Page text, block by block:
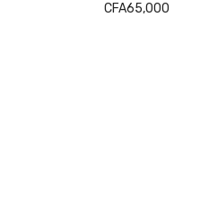
CFA65,000